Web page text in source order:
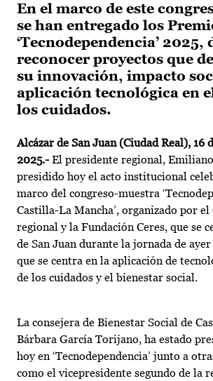
En el marco de este
se han entregado los
‘Tecnodependencia’ 2025,
reconocer proyectos que
su innovación, impacto
aplicación tecnológica en
los cuidados.
Alcázar de San Juan (Ciudad Real), 16
2025.- El presidente regional,
presidido hoy el acto institucional
marco del congreso-muestra
Castilla-La Mancha’, organizado por
regional y la Fundación Ceres, que se
de San Juan durante la jornada de
que se centra en la aplicación de
de los cuidados y el bienestar social.
La consejera de Bienestar Social de
Bárbara García Torijano, ha estado
hoy en ‘Tecnodependencia’ junto a
como el vicepresidente segundo de la